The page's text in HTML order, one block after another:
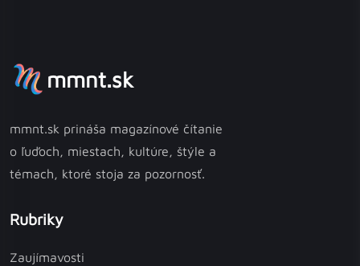
mmnt.sk
mmnt.sk prináša magazínové čítanie
o ľuďoch, miestach, kultúre, štýle a
témach, ktoré stoja za pozornosť.
Rubriky
Zaujímavosti